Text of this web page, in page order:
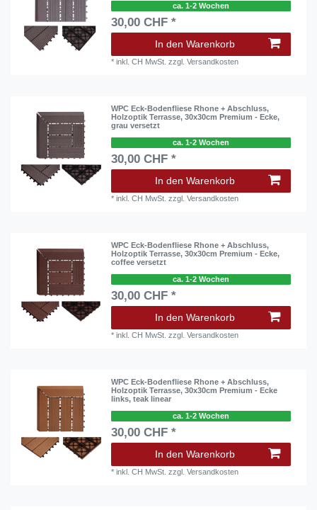
ca. 1-2 Wochen
30,00 CHF *
In den Warenkorb
*inkl. CH MwSt. zzgl.Versandkosten
WPC Eck-Bodenfliese Rhone + Abschluss,
Holzoptik Terrasse, 30x30cm Premium - Ecke,
grau versetzt
ca. 1-2 Wochen
30,00 CHF *
In den Warenkorb
*inkl. CH MwSt. zzgl.Versandkosten
WPC Eck-Bodenfliese Rhone + Abschluss,
Holzoptik Terrasse, 30x30cm Premium - Ecke,
coffee versetzt
ca. 1-2 Wochen
30,00 CHF *
In den Warenkorb
*inkl. CH MwSt. zzgl.Versandkosten
WPC Eck-Bodenfliese Rhone + Abschluss,
Holzoptik Terrasse, 30x30cm Premium - Ecke
links, teak linear
ca. 1-2 Wochen
30,00 CHF *
In den Warenkorb
*inkl. CH MwSt. zzgl.Versandkosten